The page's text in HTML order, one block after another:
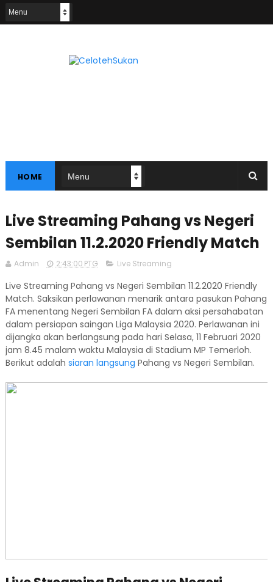
HOME
Live Streaming Pahang vs Negeri
Sembilan 11.2.2020 Friendly Match
Admin 2:43:00 PTG Live Streaming
Live Streaming Pahang vs Negeri Sembilan 11.2.2020 Friendly
Match. Saksikan perlawanan menarik antara pasukan Pahang
FA menentang Negeri Sembilan FA dalam aksi persahabatan
dalam persiapan saingan Liga Malaysia 2020. Perlawanan ini
dijangka akan berlangsung pada hari Selasa, 11 Februari 2020
jam 8.45 malam waktu Malaysia di Stadium MP Temerloh.
Berikut adalah siaran langsung Pahang vs Negeri Sembilan.